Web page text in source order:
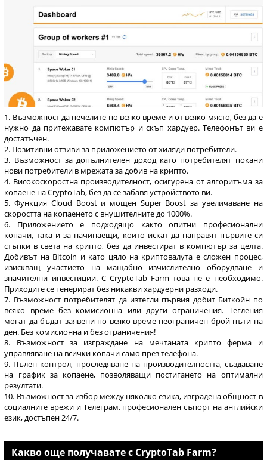
Възможност да печелите по всяко време и от всяко място, без да е
нужно да притежавате компютър и скъп хардуер. Телефонът ви е
достатъчен.
Позитивни отзиви за приложението от хиляди потребители.
Възможност за допълнителен доход като потребителят покани
нови потребители в мрежата за добив на крипто.
Високоскоростна производителност, осигурена от алгоритъма за
копаене на CryptoTab, без да се забавя устройството ви.
Функция Cloud Boost и мощен Super Boost за увеличаване на
скоростта на копаенето с внушителните до 1000%.
Приложението е подходящо както опитни професионални
копачи, така и за начинаещи, които искат да направят първите си
стъпки в света на крипто, без да инвестират в компютър за целта.
Добивът на Bitcoin и като цяло на криптовалута е сложен процес,
изискващ участието на мащабно изчислително оборудване и
значителни инвестиции. С CryptoTab Farm това не е необходимо.
Приходите се генерират без никакви хардуерни разходи.
Възможност потребителят да изтегли първия добит Биткойн по
всяко време без комисионна или други ограничения. Тегления
могат да бъдат заявени по всяко време неограничен брой пъти на
ден. Без комисионна и без ограничения!
Възможност за изграждане на мечтаната крипто ферма и
управляване на всички копачи само през телефона.
Пълен контрол, проследяване на производителността, създаване
на график за копаене, позволяващи постигането на оптимални
резултати.
Възможност за избор между няколко езика, изградена общност в
социалните врежи и Телеграм, професионален съпорт на английски
език, достъпен 24/7.
Какво още получавате с CryptoTab Farm?